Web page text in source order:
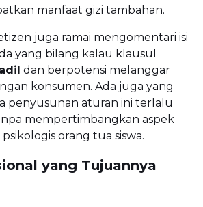
manfaat gizi tambahan.
juga ramai mengomentari isi
yang bilang kalau klausul
dan berpotensi melanggar
konsumen. Ada juga yang
penyusunan aturan ini terlalu
mempertimbangkan aspek
orang tua siswa.
yang Tujuannya